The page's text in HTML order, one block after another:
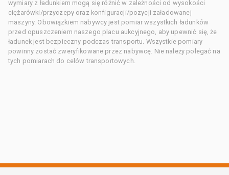
wymiary z ładunkiem mogą się różnić w zależności od wysokości
ciężarówki/przyczepy oraz konfiguracji/pozycji załadowanej
maszyny. Obowiązkiem nabywcy jest pomiar wszystkich ładunków
przed opuszczeniem naszego placu aukcyjnego, aby upewnić się, że
ładunek jest bezpieczny podczas transportu. Wszystkie pomiary
powinny zostać zweryfikowane przez nabywcę. Nie należy polegać na
tych pomiarach do celów transportowych.